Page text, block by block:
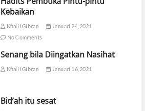
Kebaikan
Khalil Gibran
Januari 24, 2021
No Comments
Senang bila Diingatkan Nasihat
Khalil Gibran Januari 16, 2021
Bid’ah itu sesat